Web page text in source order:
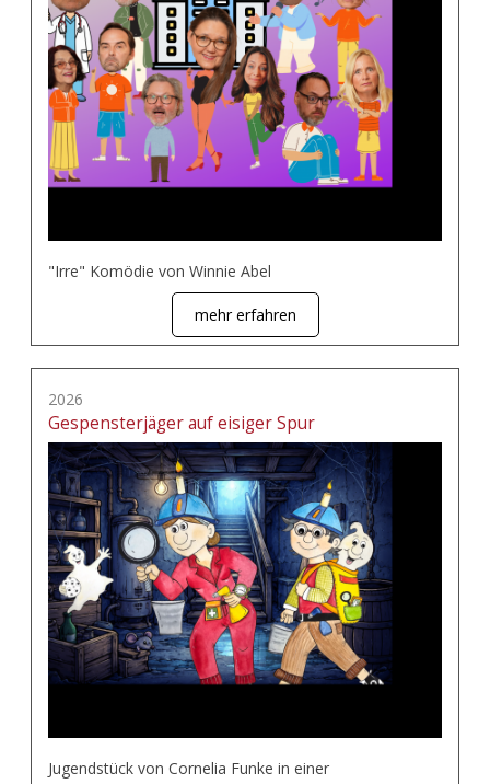
"Irre" Komödie von Winnie Abel
mehr erfahren
2026
Gespensterjäger auf eisiger Spur
Jugendstück von Cornelia Funke in einer